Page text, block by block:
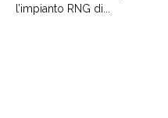
l’impianto RNG di...